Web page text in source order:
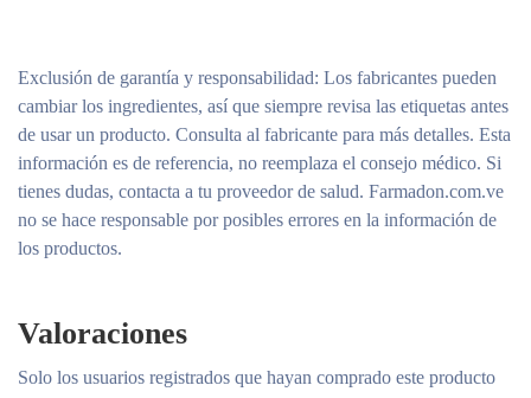
Exclusión de garantía y responsabilidad: Los fabricantes pueden
cambiar los ingredientes, así que siempre revisa las etiquetas antes
de usar un producto. Consulta al fabricante para más detalles. Esta
información es de referencia, no reemplaza el consejo médico. Si
tienes dudas, contacta a tu proveedor de salud. Farmadon.com.ve
no se hace responsable por posibles errores en la información de
los productos.
Valoraciones
Solo los usuarios registrados que hayan comprado este producto